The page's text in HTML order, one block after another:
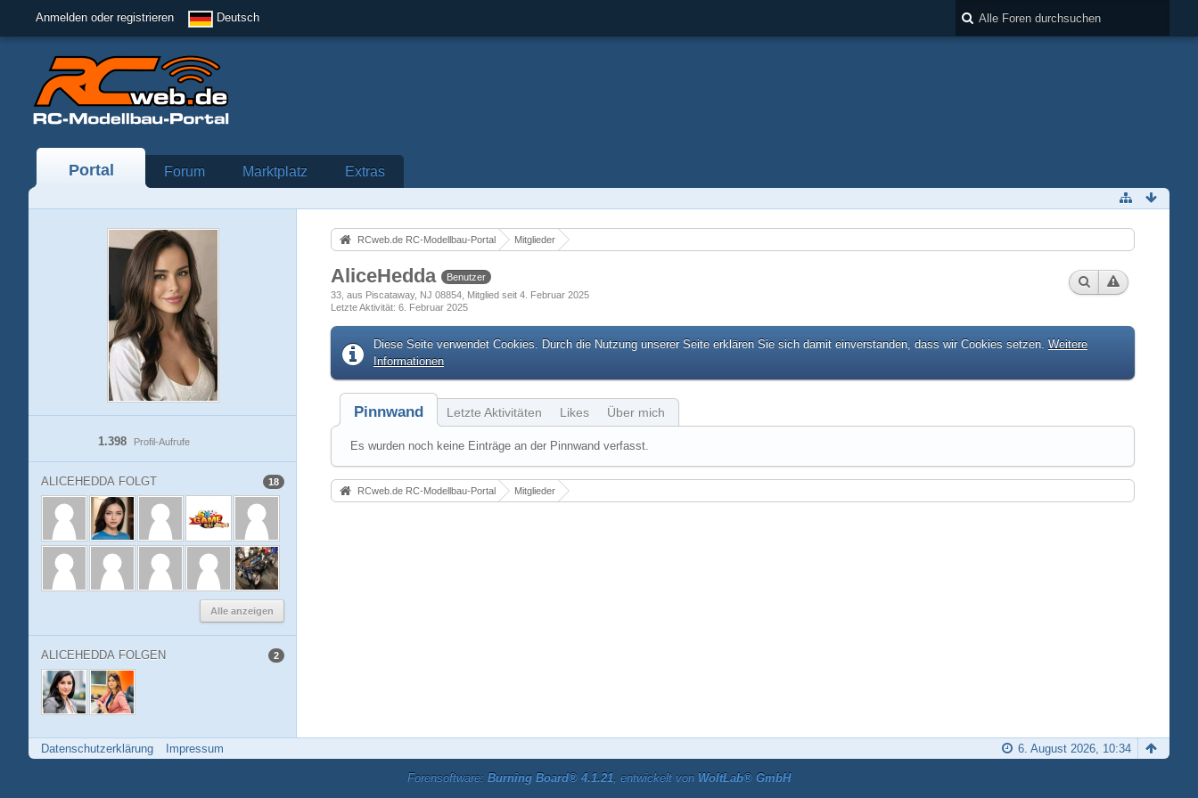
Anmelden oder registrieren Deutsch
Portal Forum Marktplatz Extras
Profil-Aufrufe
1.398
ALICEHEDDA FOLGT 18
Alle anzeigen
ALICEHEDDA FOLGEN 2
RCweb.de RC-Modellbau-Portal Mitglieder
AliceHedda
Benutzer
33 aus Piscataway, NJ 08854 Mitglied seit 4. Februar 2025
Letzte Aktivität 6. Februar 2025
Diese Seite verwendet Cookies. Durch die Nutzung unserer Seite erklären Sie sich damit einverstanden, dass wir Cookies setzen. Weitere
Informationen
Pinnwand Letzte Aktivitäten Likes Über mich
Es wurden noch keine Einträge an der Pinnwand verfasst.
RCweb.de RC-Modellbau-Portal Mitglieder
Datenschutzerklärung Impressum 6. August 2026, 10:34
Forensoftware: Burning Board® 4.1.21, entwickelt von WoltLab® GmbH